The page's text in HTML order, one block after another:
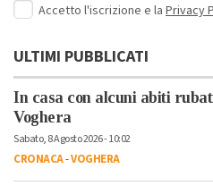
Accetto l'iscrizione e la Privacy
ULTIMI PUBBLICATI
In casa con alcuni abiti
Voghera
Sabato, 8 Agosto 2026 - 10:02
CRONACA-VOGHERA